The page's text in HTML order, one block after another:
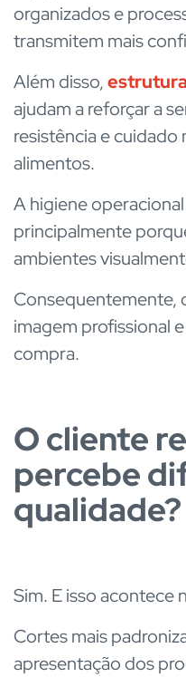
organizados e
transmitem mais
Além disso,
ajudam a reforçar a
resistência e cuidado
alimentos.
A higiene
principalmente
ambientes
Consequentemente,
imagem profissional
compra.
O cliente
percebe
qualidade?
Sim. E isso acontece
Cortes mais
apresentação dos